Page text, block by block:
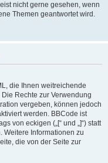
nicht gerne gesehen, wenn
Themen geantwortet wird.
die Ihnen weitreichende
Rechte zur Verwendung
vergeben, können jedoch
werden. BBCode ist
von eckigen („[“ und „]“) statt
Weitere Informationen zu
die von der Seite zur